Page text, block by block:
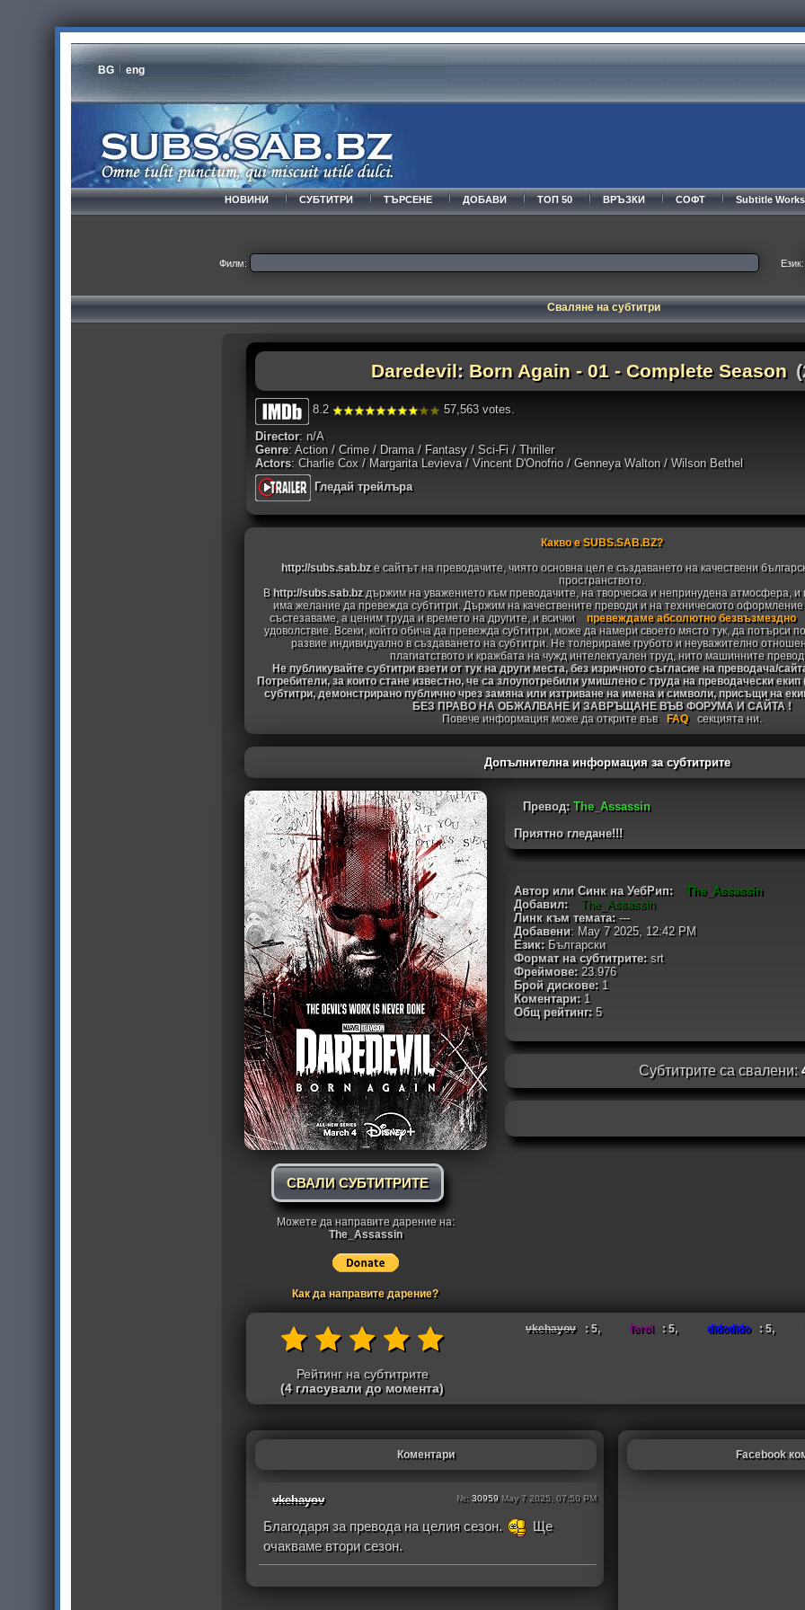
BG eng
НОВИНИ СУБТИТРИ ТЪРСЕНЕ ДОБАВИ ТОП 50 ВРЪЗКИ СОФТ Subtitle
Филм: Език:
Сваляне на субтитри
Daredevil: Born Again - 01 - Complete Season
8.2 57,563 votes.
Director: n/A
Genre: Action / Crime / Drama / Fantasy / Sci-Fi / Thriller
Actors: Charlie Cox / Margarita Levieva / Vincent D'Onofrio / Genneya Walton / Wilson Bethel
Гледай трейлъра
Какво е SUBS.SAB.BZ?
http://subs.sab.bzе сайтът на преводачите, чиято основна цел е създаването на качествени
пространството.
В http://subs.sab.bzдържим на уважението към преводачите, на творческа и непринудена атмосфера, и
има желание да превежда субтитри. Държим на качествените преводи и на техническото оформление
състезаваме, а ценим труда и времето на другите, и всички
превеждаме абсолютно безвъзмездно
удоволствие. Всеки, който обича да превежда субтитри, може да намери своето място тук, да потърси
развие индивидуално в създаването на субтитри. Не толерираме грубото и неуважително
плагиатството и кражбата на чужд интелектуален труд, нито машинните
Не публикувайте субтитри взети от тук на други места, без изричното съгласие на преводача/
Потребители, за които стане известно, че са злоупотребили умишлено с труда на преводачески
субтитри, демонстрирано публично чрез замяна или изтриване на имена и символи, присъщи на
БЕЗ ПРАВО НА ОБЖАЛВАНЕ И ЗАВРЪЩАНЕ ВЪВ ФОРУМА И САЙТА !
Повече информация може да открите във
FAQ секцията ни.
Допълнителна информация за субтитрите
СВАЛИ СУБТИТРИТЕ
Можете да направите дарение на:
The_Assassin
Как да направите дарение?
Превод: The_Assassin
Приятно гледане!!!
Автор или Синк на УебРип:
The_Assassin
Добавил:
The_Assassin
Линк към темата:---
Добавени: May 7 2025, 12:42 PM
Език:Български
Формат на субтитрите:srt
Фреймове:23.976
Брой дискове:1
Коментари: 1
Общ рейтинг:5
Субтитрите са свалени:
Рейтинг на субтитрите
(4 гласували до момента)
vkehayov : 5, ferol : 5, didodido : 5,
Коментари
vkehayov №:30959May 7 2025, 07:50 PM
Благодаря за превода на целия сезон.
Ще
очакваме втори сезон.
Facebook